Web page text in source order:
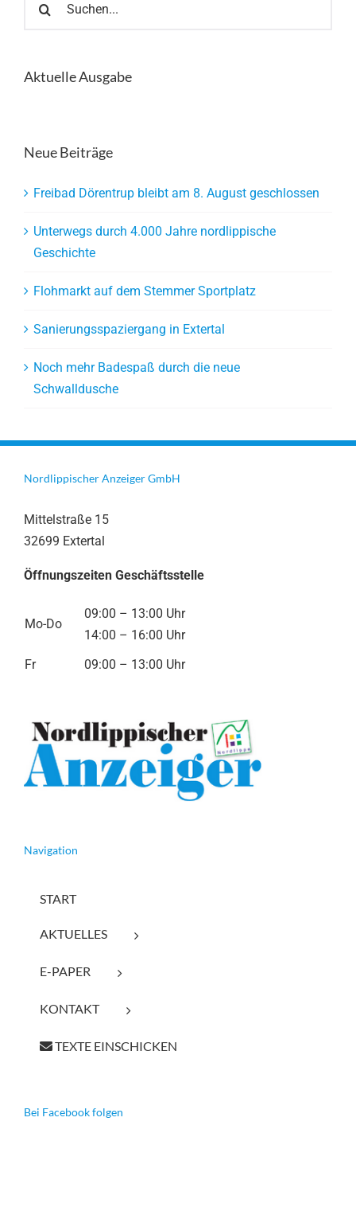
nach:
Aktuelle Ausgabe
Neue Beiträge
Freibad Dörentrup bleibt am 8. August geschlossen
Unterwegs durch 4.000 Jahre nordlippische
Geschichte
Flohmarkt auf dem Stemmer Sportplatz
Sanierungsspaziergang in Extertal
Noch mehr Badespaß durch die neue
Schwalldusche
Nordlippischer Anzeiger GmbH
Mittelstraße 15
32699 Extertal
Öffnungszeiten Geschäftsstelle
Mo-Do
09:00 – 13:00 Uhr
14:00 – 16:00 Uhr
Fr
09:00 – 13:00 Uhr
Navigation
START
AKTUELLES
E-PAPER
KONTAKT
TEXTE EINSCHICKEN
Bei Facebook folgen